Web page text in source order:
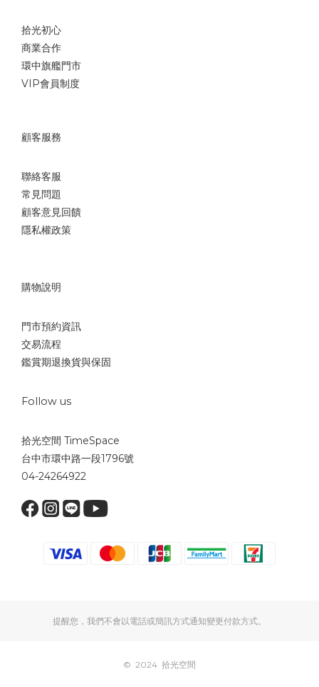
拾光初心
商業合作
環中旗艦門市
VIP會員制度
顧客服務
聯絡客服
常見問題
顧客意見回饋
隱私權政策
購物說明
門市預約資訊
交易流程
鑑賞期退換貨與保固
Follow us
拾光空間 TimeSpace
台中市環中路一段1796號
04-24264922
提醒您，我們不會以電話或簡訊方式通知變更付款方式。
© 2024 拾光空間